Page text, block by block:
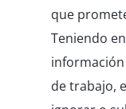
que
Teniendo
de trabajo,